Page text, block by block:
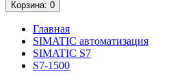
Корзина: 0
Главная
SIMATIC автоматизация
SIMATIC S7
S7-1500